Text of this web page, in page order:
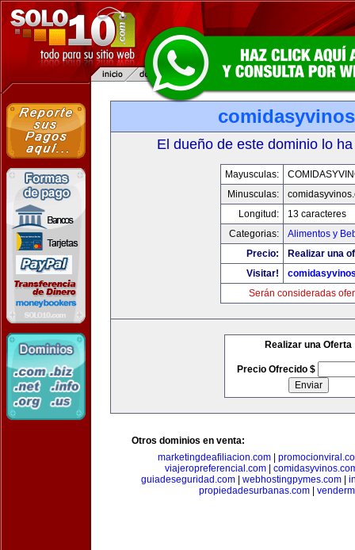
El dueño de este dominio lo
Mayusculas:
Minusculas:
Longitud:
13 caracteres
Categorias:
Alimentos y
Precio:
Realizar una
Visitar!
Serán consideradas
Realizar una Oferta
Precio Ofrecido $
Otros dominios en venta:
marketingdeafiliacion.com|
viajeropreferencial.com
guiadeseguridad.com| webhostingpymes.com|
propiedadesurbanas.com